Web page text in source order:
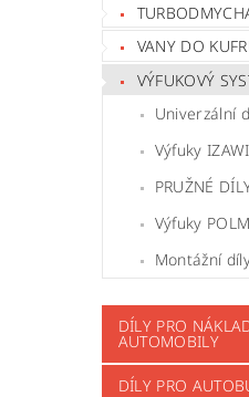
VANY DO
VÝFUKOVÝ
Univerzální
Výfuky
PRUŽNÉ
Výfuky
Montážní
DÍLY PRO
AUTOMOBILY
DÍLY PRO